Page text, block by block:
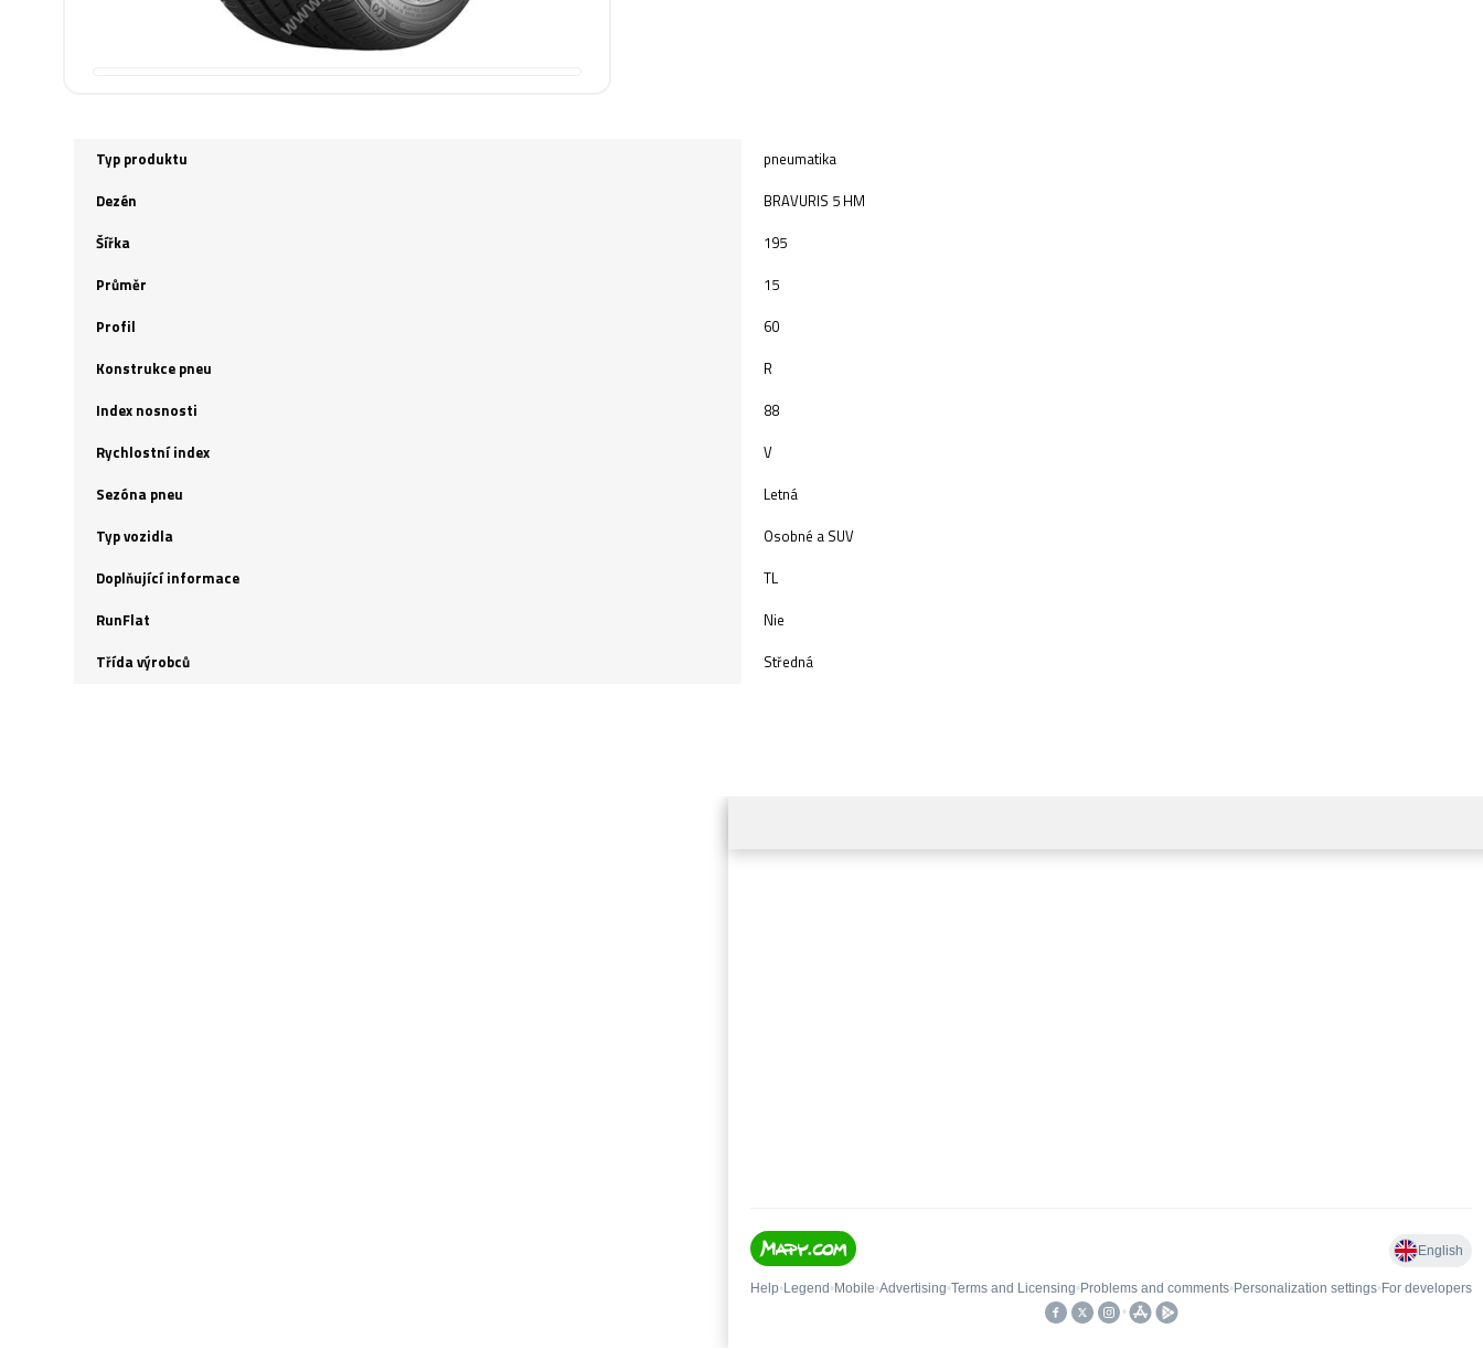
Typ produktu
pneumatika
Dezén
BRAVURIS 5 HM
Šířka
195
Průměr
15
Profil
60
Konstrukce pneu
R
Index nosnosti
88
Rychlostní index
V
Sezóna pneu
Letná
Typ vozidla
Osobné a SUV
Doplňující informace
TL
RunFlat
Nie
Třída výrobců
Středná